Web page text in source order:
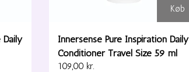
Daily
Køb
Innersense Pure Inspiration Daily
Conditioner Travel Size 59 ml
109,00 kr.